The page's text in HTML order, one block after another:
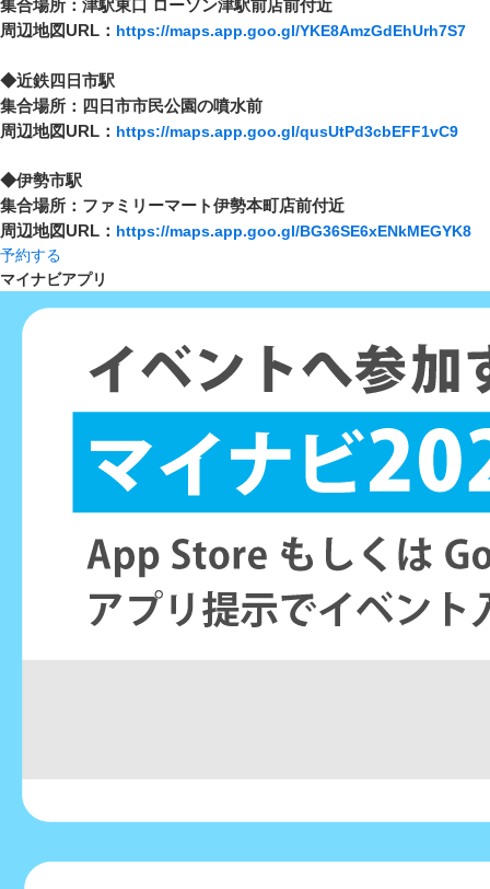
集合場所：津駅東口 ローソン津駅前店前付近
周辺地図URL： https://maps.app.goo.gl/YKE8AmzGdEhUrh7S7
◆近鉄四日市駅
集合場所：四日市市民公園の噴水前
周辺地図URL： https://maps.app.goo.gl/qusUtPd3cbEFF1vC9
◆伊勢市駅
集合場所：ファミリーマート伊勢本町店前付近
周辺地図URL： https://maps.app.goo.gl/BG36SE6xENkMEGYK8
予約する
マイナビアプリ